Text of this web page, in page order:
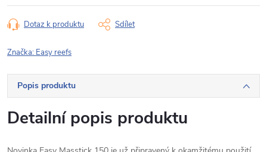
Dotaz k produktu Sdílet
Značka: Easy reefs
Popis produktu
Detailní popis produktu